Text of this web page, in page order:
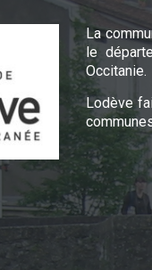
La
le
Occitanie.
Lodève